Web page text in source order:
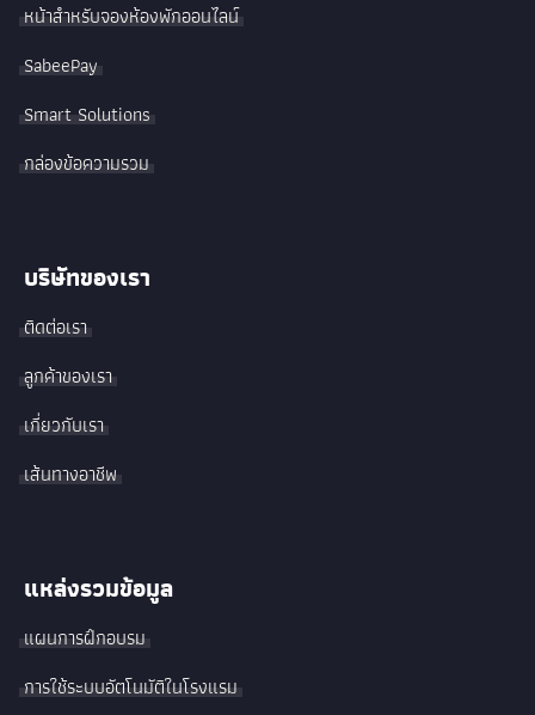
หน้าสำหรับจองห้องพักออนไลน์
SabeePay
Smart Solutions
กล่องข้อความรวม
บริษัทของเรา
ติดต่อเรา
ลูกค้าของเรา
เกี่ยวกับเรา
เส้นทางอาชีพ
แหล่งรวมข้อมูล
แผนการฝึกอบรม
การใช้ระบบอัตโนมัติในโรงแรม